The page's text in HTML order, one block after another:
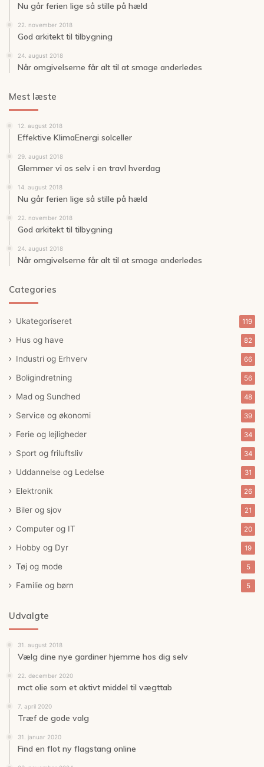
Nu går ferien lige så stille på hæld
22. november 2018
God arkitekt til tilbygning
24. august 2018
Når omgivelserne får alt til at smage anderledes
Mest læste
12. august 2018
Effektive KlimaEnergi solceller
29. august 2018
Glemmer vi os selv i en travl hverdag
14. august 2018
Nu går ferien lige så stille på hæld
22. november 2018
God arkitekt til tilbygning
24. august 2018
Når omgivelserne får alt til at smage anderledes
Categories
Ukategoriseret 119
Hus og have 82
Industri og Erhverv 66
Boligindretning 56
Mad og Sundhed 48
Service og økonomi 39
Ferie og lejligheder 34
Sport og friluftsliv 34
Uddannelse og Ledelse 31
Elektronik 26
Biler og sjov 21
Computer og IT 20
Hobby og Dyr 19
Tøj og mode 5
Familie og børn 5
Udvalgte
31. august 2018
Vælg dine nye gardiner hjemme hos dig selv
22. december 2020
mct olie som et aktivt middel til vægttab
7. april 2020
Træf de gode valg
31. januar 2020
Find en flot ny flagstang online